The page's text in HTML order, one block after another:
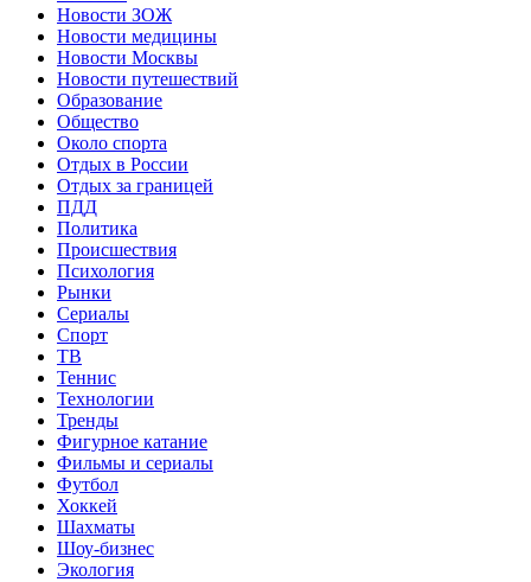
Новости ЗОЖ
Новости медицины
Новости Москвы
Новости путешествий
Образование
Общество
Около спорта
Отдых в России
Отдых за границей
ПДД
Политика
Происшествия
Психология
Рынки
Сериалы
Спорт
ТВ
Теннис
Технологии
Тренды
Фигурное катание
Фильмы и сериалы
Футбол
Хоккей
Шахматы
Шоу-бизнес
Экология